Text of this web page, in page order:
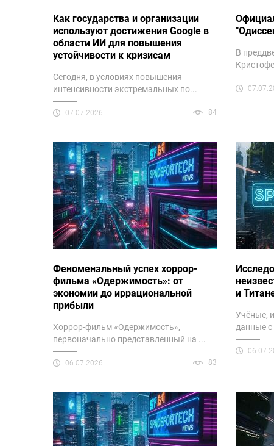
Как государства и организации
используют достижения Google в
области ИИ для повышения
устойчивости к кризисам
Сегодня, в условиях повышения
интенсивности экстремальных по...
07.07.2026 84
В
Феноменальный успех хоррор-
фильма «Одержимость»: от
экономии до иррациональной
прибыли
Хоррор-фильм «Одержимость»,
первоначально представленный на ...
06.07.2026 83
и
Учёные,
данные с